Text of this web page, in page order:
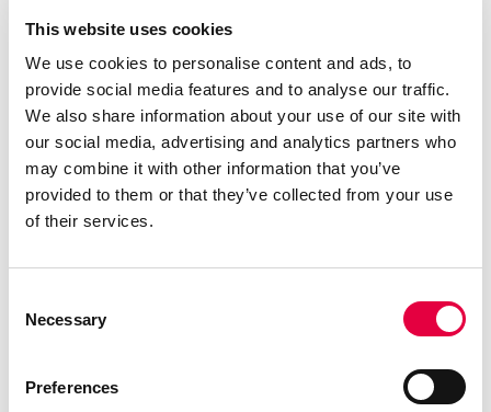
This website uses cookies
We use cookies to personalise content and ads, to
provide social media features and to analyse our traffic.
We also share information about your use of our site with
our social media, advertising and analytics partners who
may combine it with other information that you’ve
provided to them or that they’ve collected from your use
of their services.
Selection
Necessary
Preferences
– Quemador de hierro fundido
– Programación diaria y semanal
– Predisposición para la conexión
de un termostato exterior
– Mando a distancia disponible
como accesorio opcional